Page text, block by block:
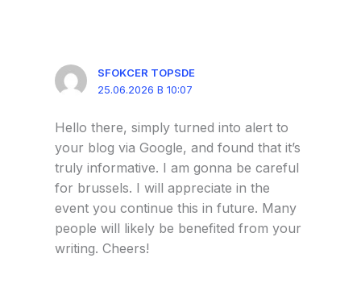
SFOKCER TOPSDE
25.06.2026 В 10:07
Hello there, simply turned into alert to
your blog via Google, and found that it’s
truly informative. I am gonna be careful
for brussels. I will appreciate in the
event you continue this in future. Many
people will likely be benefited from your
writing. Cheers!